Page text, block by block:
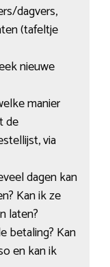
dagvers,
(tafeltje
nieuwe
manier
de
via
dagen kan
Kan ik ze
laten?
betaling? Kan
en kan ik